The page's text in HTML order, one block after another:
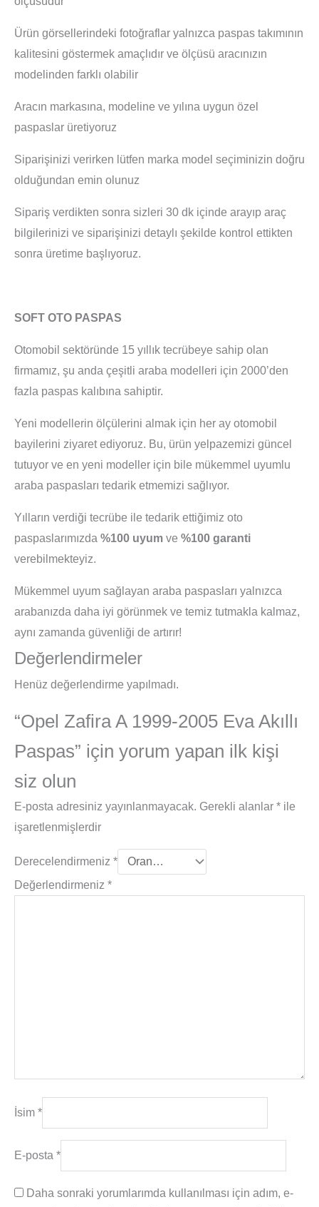
Ürün görsellerindeki fotoğraflar yalnızca paspas takımının
kalitesini göstermek amaçlıdır ve ölçüsü aracınızın
modelinden farklı olabilir
Aracın markasına, modeline ve yılına uygun özel
paspaslar üretiyoruz
Siparişinizi verirken lütfen marka model seçiminizin doğru
olduğundan emin olunuz
Sipariş verdikten sonra sizleri 30 dk içinde arayıp araç
bilgilerinizi ve siparişinizi detaylı şekilde kontrol ettikten
sonra üretime başlıyoruz.
SOFT OTO PASPAS
Otomobil sektöründe 15 yıllık tecrübeye sahip olan
firmamız, şu anda çeşitli araba modelleri için 2000’den
fazla paspas kalıbına sahiptir.
Yeni modellerin ölçülerini almak için her ay otomobil
bayilerini ziyaret ediyoruz. Bu, ürün yelpazemizi güncel
tutuyor ve en yeni modeller için bile mükemmel uyumlu
araba paspasları tedarik etmemizi sağlıyor.
Yılların verdiği tecrübe ile tedarik ettiğimiz oto
paspaslarımızda %100 uyum ve %100 garanti
verebilmekteyiz.
Mükemmel uyum sağlayan araba paspasları yalnızca
arabanızda daha iyi görünmek ve temiz tutmakla kalmaz,
aynı zamanda güvenliği de artırır!
Değerlendirmeler
Henüz değerlendirme yapılmadı.
“Opel Zafira A 1999-2005 Eva Akıllı
Paspas” için yorum yapan ilk kişi
siz olun
E-posta adresiniz yayınlanmayacak. Gerekli alanlar * ile
işaretlenmişlerdir
Derecelendirmeniz *
Değerlendirmeniz *
İsim *
E-posta *
Daha sonraki yorumlarımda kullanılması için adım, e-